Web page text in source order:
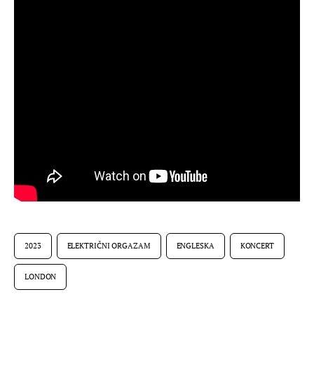
2023 ELEKTRIČNI ORGAZAM ENGLESKA KONCERT
LONDON